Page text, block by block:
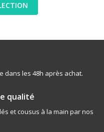
dans les 48h après achat.
qualité
et cousus à la main par nos